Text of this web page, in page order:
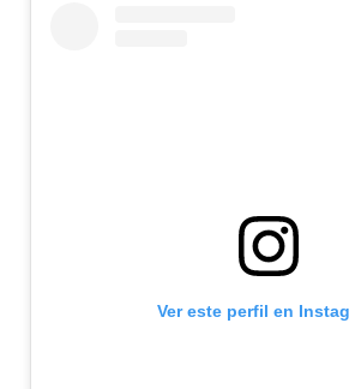
Ver este perfil en